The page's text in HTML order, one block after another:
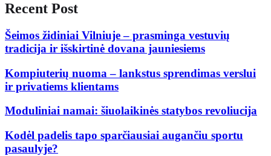
Recent Post
Šeimos židiniai Vilniuje – prasminga vestuvių
tradicija ir išskirtinė dovana jauniesiems
Kompiuterių nuoma – lankstus sprendimas verslui
ir privatiems klientams
Moduliniai namai: šiuolaikinės statybos revoliucija
Kodėl padelis tapo sparčiausiai augančiu sportu
pasaulyje?